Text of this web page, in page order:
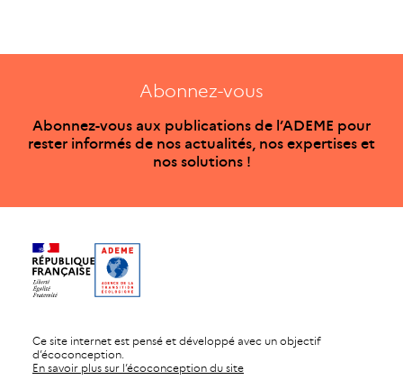
Abonnez-vous
Abonnez-vous aux publications de l’ADEME pour
rester informés de nos actualités, nos expertises et
nos solutions !
Ce site internet est pensé et développé avec un objectif
d’écoconception.
En savoir plus sur l’écoconception du site